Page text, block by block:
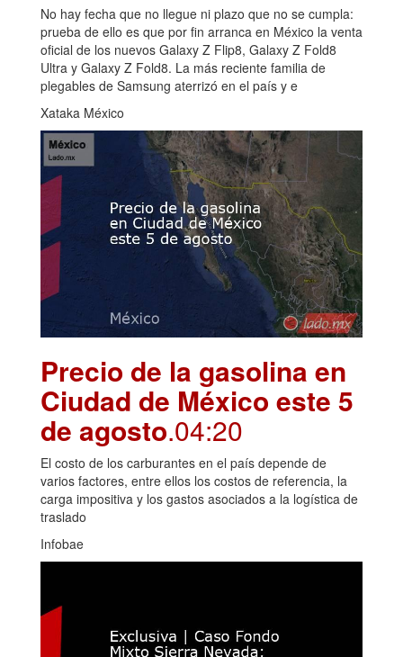
No hay fecha que no llegue ni plazo que no se cumpla:
prueba de ello es que por fin arranca en México la venta
oficial de los nuevos Galaxy Z Flip8, Galaxy Z Fold8
Ultra y Galaxy Z Fold8. La más reciente familia de
plegables de Samsung aterrizó en el país y e
Xataka México
Precio de la gasolina en
Ciudad de México este 5
de agosto.04:20
El costo de los carburantes en el país depende de
varios factores, entre ellos los costos de referencia, la
carga impositiva y los gastos asociados a la logística de
traslado
Infobae